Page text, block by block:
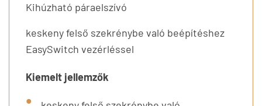
Kihúzható páraelszívó
keskeny felső szekrénybe való beépítéshez
EasySwitch vezérléssel
Kiemelt jellemzők